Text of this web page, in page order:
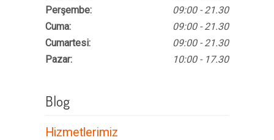
Perşembe:
Cuma:
Cumartesi:
Pazar:
09:00 - 21.30
09:00 - 21.30
09:00 - 21.30
10:00 - 17.30
Blog
Hizmetlerimiz